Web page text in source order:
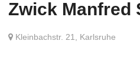
Zwick Manfred
Kleinbachstr. 21, Karlsruhe